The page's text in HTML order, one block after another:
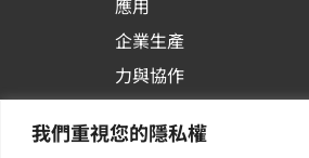
我們重視您的隱私權
企業生產
力與協作
台應用